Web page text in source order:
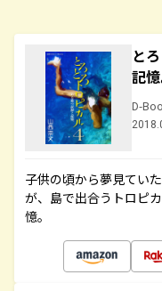
と
記
D-
子供の頃から夢見てい
が、島で出合うトロピ
憶。